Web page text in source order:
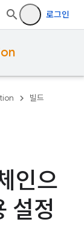
로그인
빌드
인으
설정